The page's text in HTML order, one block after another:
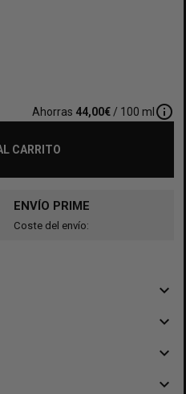
Ahorras 44,00€ / 100 mlinfo_outline
CARRITO
ENVÍO PRIME
Coste del envío:
navigate_before
navigate_before
navigate_before
navigate_before